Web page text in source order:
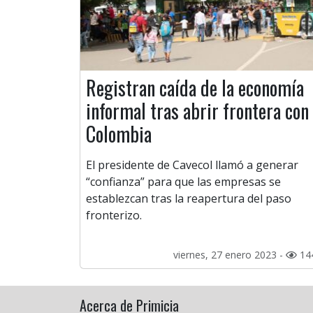
Registran caída de la economía
informal tras abrir frontera con
Colombia
El presidente de Cavecol llamó a generar
“confianza” para que las empresas se
establezcan tras la reapertura del paso
fronterizo.
viernes, 27 enero 2023 -
Acerca de Primicia